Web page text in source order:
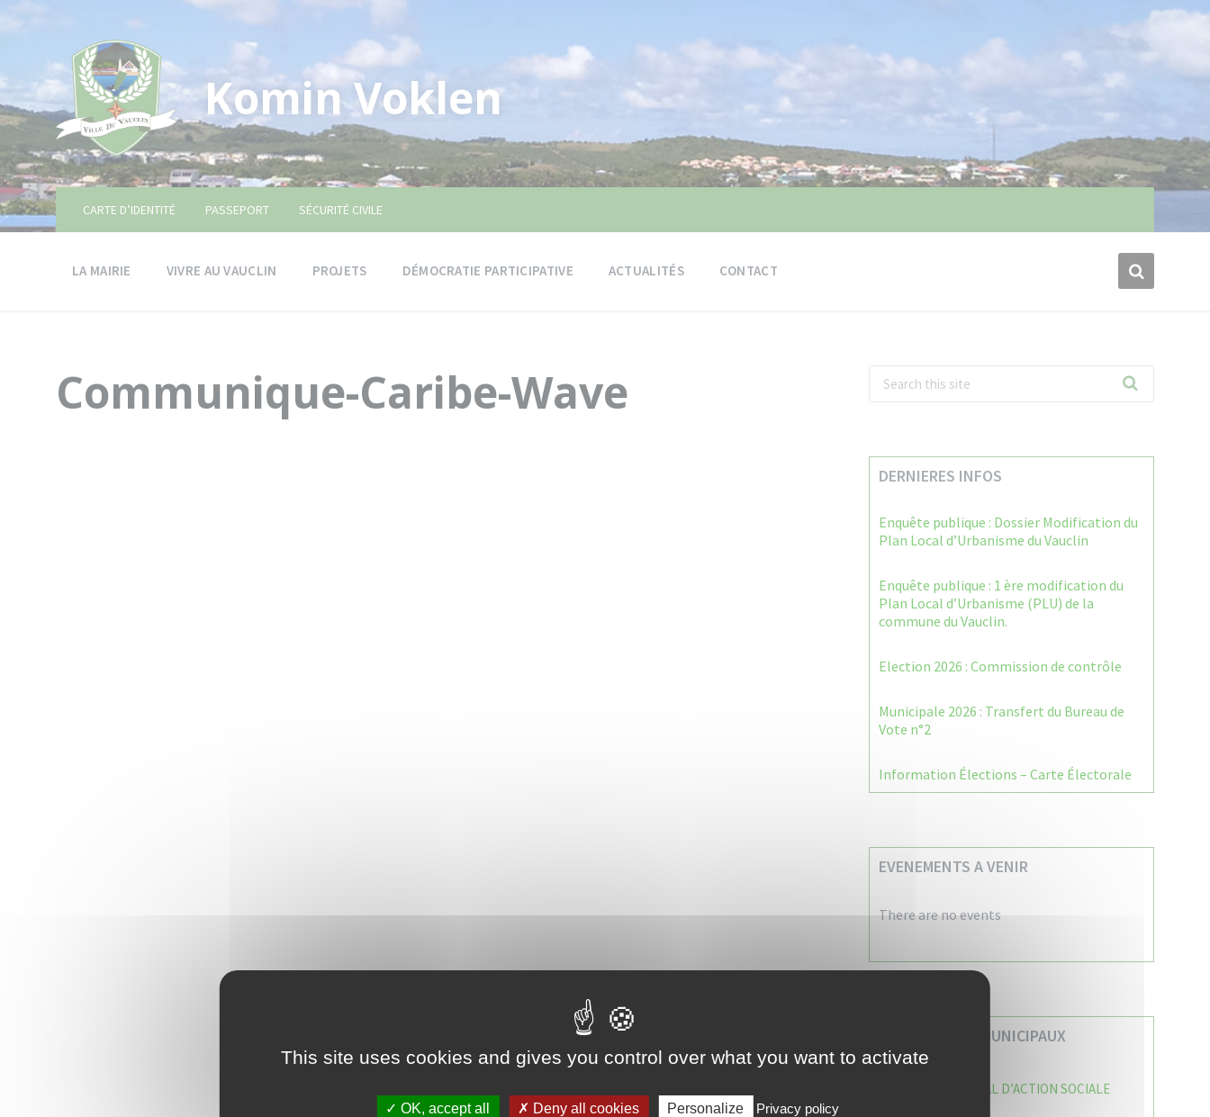
Komin Voklen
CARTE D’IDENTITÉ PASSEPORT SÉCURITÉ CIVILE
LA MAIRIE VIVRE AU VAUCLIN PROJETS DÉMOCRATIE PARTICIPATIVE ACTUALITÉS CONTACT
Communique-Caribe-Wave
DERNIERES INFOS
Enquête publique : Dossier Modification du
Plan Local d’Urbanisme du Vauclin
Enquête publique : 1 ère modification du
Plan Local d’Urbanisme (PLU) de la
commune du Vauclin.
Election 2026 : Commission de contrôle
Municipale 2026 : Transfert du Bureau de
Vote n°2
Information Élections – Carte Électorale
EVENEMENTS A VENIR
There are no events
VOS SERVICES MUNICIPAUX
CENTRE COMMUNAL D’ACTION SOCIALE
This site uses cookies and gives you control over what you want to activate
OK, accept all Deny all cookies Personalize Privacy policy